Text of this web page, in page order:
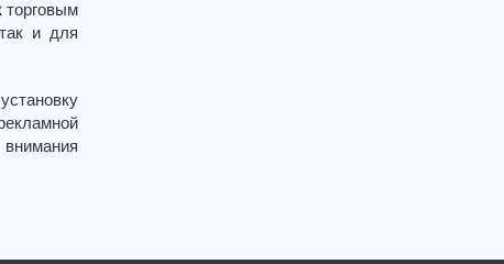
торговым
и для